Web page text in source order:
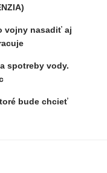
vojny nasadiť aj
spotreby vody.
bude chcieť